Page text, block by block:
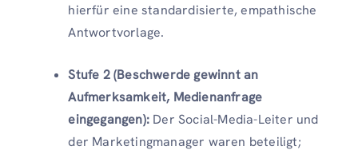
hierfür eine standardisierte, empathische
Antwortvorlage.
Stufe 2 (Beschwerde gewinnt an
Aufmerksamkeit, Medienanfrage
eingegangen): Der Social-Media-Leiter und
der Marketingmanager waren beteiligt;